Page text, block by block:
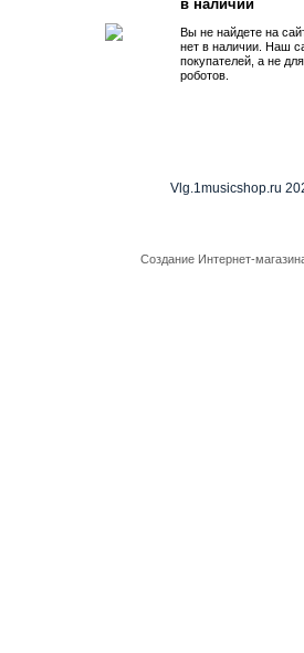
в наличии
Вы не найдете на
нет в наличии. Наш
покупателей, а не
роботов.
Vlg.1musicshop.ru
Создание Интернет-